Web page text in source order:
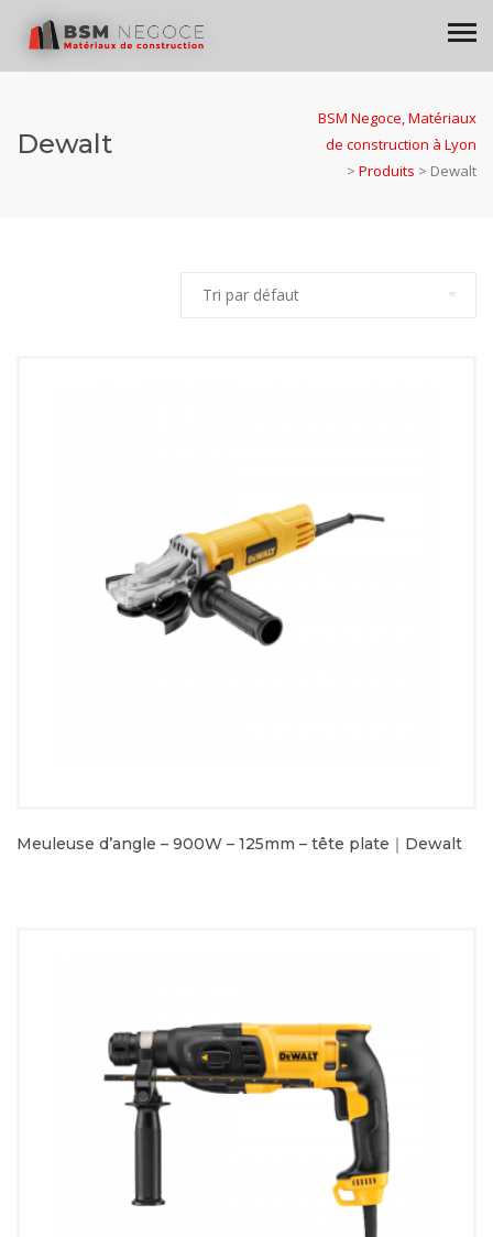
Dewalt
BSM Negoce, Matériaux
de construction à Lyon
> Produits > Dewalt
Meuleuse d’angle – 900W – 125mm – tête plate｜Dewalt